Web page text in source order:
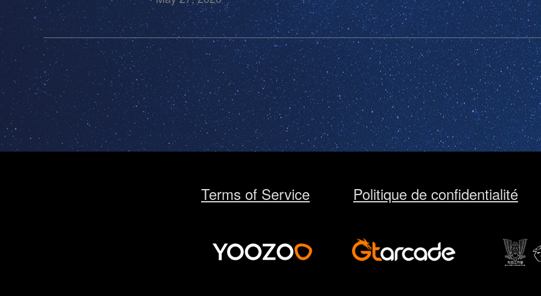
Terms of Service Politique de confidentialité